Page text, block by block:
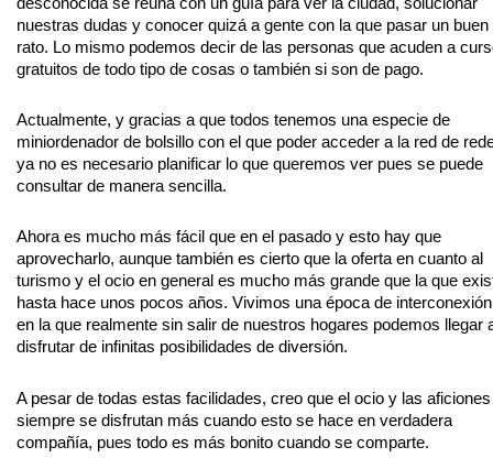
nuestras dudas y conocer quizá a gente con la que pasar un buen
rato. Lo mismo podemos decir de las personas que acuden a
gratuitos de todo tipo de cosas o también si son de pago.
Actualmente, y gracias a que todos tenemos una especie de
miniordenador de bolsillo con el que poder acceder a la red de
ya no es necesario planificar lo que queremos ver pues se puede
consultar de manera sencilla.
Ahora es mucho más fácil que en el pasado y esto hay que
aprovecharlo, aunque también es cierto que la oferta en cuanto al
turismo y el ocio en general es mucho más grande que la que
hasta hace unos pocos años. Vivimos una época de interconexión
en la que realmente sin salir de nuestros hogares podemos llegar
disfrutar de infinitas posibilidades de diversión.
A pesar de todas estas facilidades, creo que el ocio y las aficiones
siempre se disfrutan más cuando esto se hace en verdadera
compañía, pues todo es más bonito cuando se comparte.